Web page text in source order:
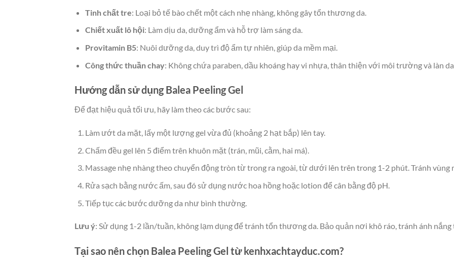
Tinh chất tre: Loại bỏ tế bào chết một cách nhẹ nhàng, không gây tổn thương da.
Chiết xuất lô hội: Làm dịu da, dưỡng ẩm và hỗ trợ làm sáng da.
Provitamin B5: Nuôi dưỡng da, duy trì độ ẩm tự nhiên, giúp da mềm mại.
Công thức thuần chay: Không chứa paraben, dầu khoáng hay vi nhựa, thân thiện với môi trường và làn da.
Hướng dẫn sử dụng Balea Peeling Gel
Để đạt hiệu quả tối ưu, hãy làm theo các bước sau:
Làm ướt da mặt, lấy một lượng gel vừa đủ (khoảng 2 hạt bắp) lên tay.
Chấm đều gel lên 5 điểm trên khuôn mặt (trán, mũi, cằm, hai má).
Massage nhẹ nhàng theo chuyển động tròn từ trong ra ngoài, từ dưới lên trên trong 1-2 phút. Tránh vùng
Rửa sạch bằng nước ấm, sau đó sử dụng nước hoa hồng hoặc lotion để cân bằng độ pH.
Tiếp tục các bước dưỡng da như bình thường.
Lưu ý: Sử dụng 1-2 lần/tuần, không lạm dụng để tránh tổn thương da. Bảo quản nơi khô ráo, tránh ánh
Tại sao nên chọn Balea Peeling Gel từ kenhxachtayduc.com?